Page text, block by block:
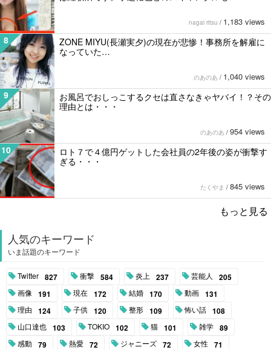
nagai ritsu / 1,183 views
8
ZONE MIYU(長瀬実夕)の現在が悲惨！事務所を解雇に
なっていた…
のあのあ / 1,040 views
9
お風呂でおしっこするクセは直さなきゃヤバイ！？その
理由とは・・・
のあのあ / 954 views
10
ロト７で４億円ゲットした会社員の2年後の姿が衝撃す
ぎる・・・
たくやま / 845 views
もっと見る
人気のキーワード
いま話題のキーワード
Twitter 827 衝撃 584 炎上 237 芸能人 205
画像 191 現在 172 結婚 170 動画 131
理由 124 子供 120 整形 109 怖い話 108
山口達也 103 TOKIO 102 猫 101 雑学 89
感動 79 熱愛 72 ジャニーズ 72 女性 71